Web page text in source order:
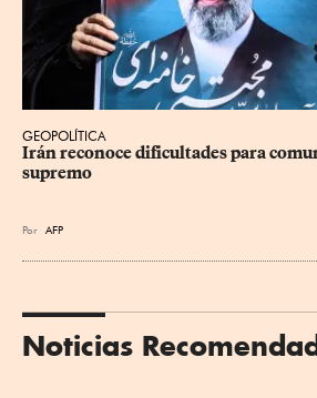
GEOPOLÍTICA
Irán reconoce dificultades para
supremo
Por AFP
Noticias